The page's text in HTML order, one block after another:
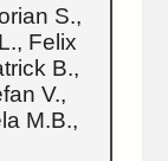
S.,
Felix
B.,
V.,
M.B.,